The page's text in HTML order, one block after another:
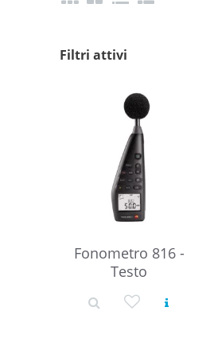
Filtri attivi
Fonometro 816 -
Testo